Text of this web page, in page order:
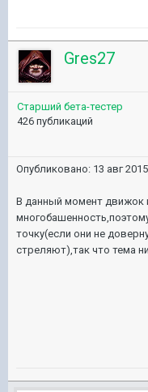
Gres27
Старший бета-тестер
426 публикаций
Опубликовано: 13 авг
В данный момент движок
точку(если они не
стреляют),так что тема